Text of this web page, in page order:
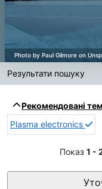
Результати пошуку
Рекомендовані
Plasma electronics
Показ 1 -